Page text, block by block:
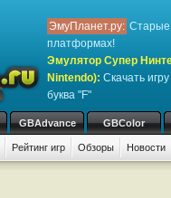
ЭмуПланет.ру: Старые
платформах!
Эмулятор Супер
Nintendo): Скачать игру
буква "F"
GBAdvance GBColor
Рейтинг игр Обзоры Новости